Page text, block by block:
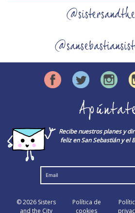
Recibe nuestros planes y
feliz en San Sebastián y el
© 2026 Sisters
and the City
Política de
cookies